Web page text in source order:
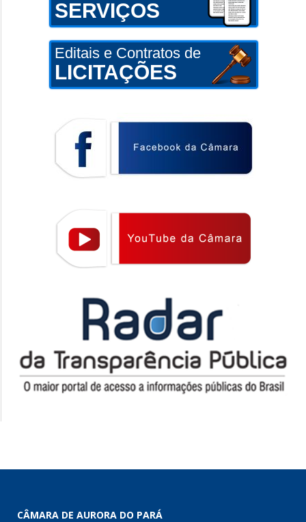
SERVIÇOS
Editais e Contratos de
LICITAÇÕES
CÂMARA DE AURORA DO PARÁ